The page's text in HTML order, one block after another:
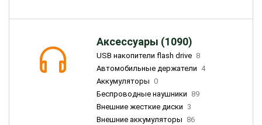
Аксессуары (1090)
USB накопители flash drive 8
Автомобильные держатели 4
Аккумуляторы 0
Беспроводные наушники 89
Внешние жесткие диски 3
Внешние аккумуляторы 86